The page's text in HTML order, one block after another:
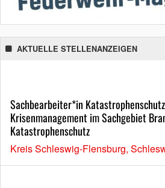
AKTUELLE STELLENANZEIGEN
Sachbearbeiter*in
Krisenmanagement im Sachgebiet
Katastrophenschutz
Kreis Schleswig-Flensburg,